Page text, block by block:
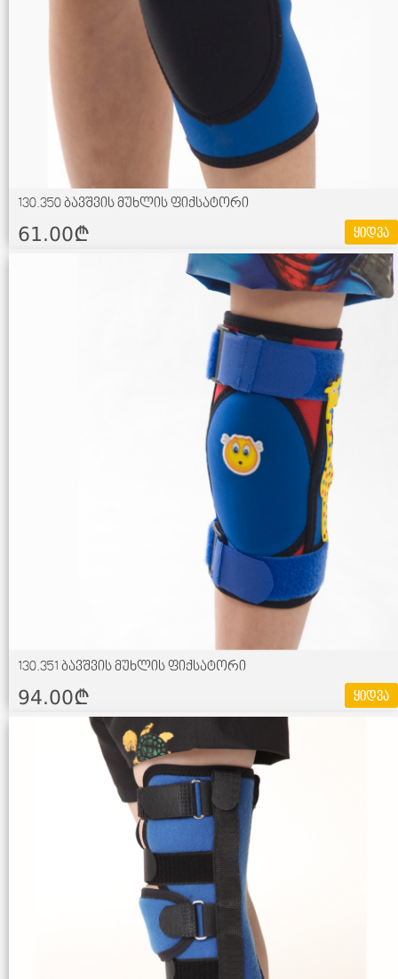
130.350 ბავშვის მუხლის ფიქსატორი
61.00¢ ყიდვა
130.351 ბავშვის მუხლის ფიქსატორი
94.00¢ ყიდვა